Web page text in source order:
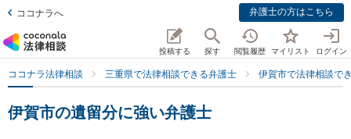
ココナラへ 弁護士の方はこちら
投稿する 探す 閲覧履歴 マイリスト ログイン
ココナラ法律相談 三重県で法律相談できる弁護士 伊賀市で法律相談で
伊賀市の遺留分に強い弁護士